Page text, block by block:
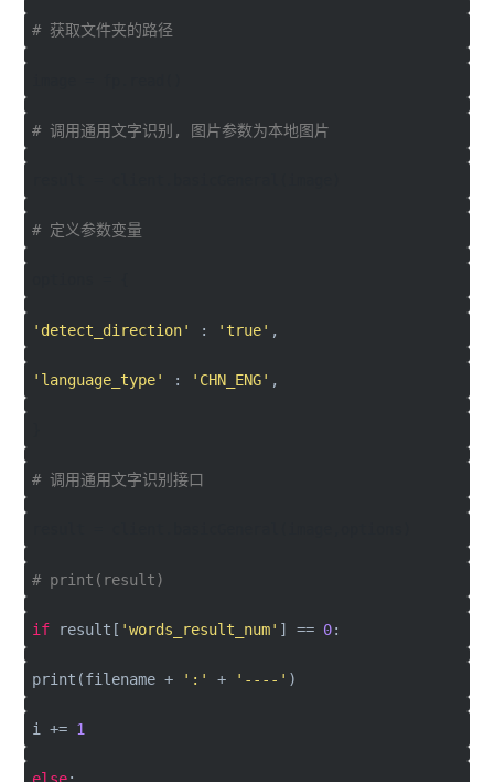
# 获取文件夹的路径
# 调用通用文字识别, 图片参数为本地图片
# 定义参数变量
'detect_direction' : 'true' ,
'language_type' : 'CHN_ENG' ,
# 调用通用文字识别接口
# print(result)
ifresult[ 'words_result_num' ] == 0:
print(filename + ':' + '----' )
i += 1